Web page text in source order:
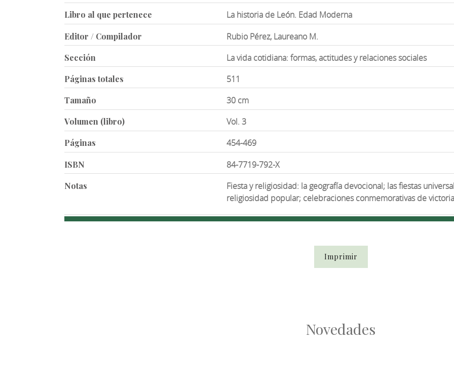
Libro al que pertenece La historia de León. Edad Moderna
Editor / Compilador Rubio Pérez, Laureano M.
Sección La vida cotidiana: formas, actitudes y relaciones sociales
Páginas totales 511
Tamaño 30 cm
Volumen (libro) Vol. 3
Páginas 454-469
ISBN 84-7719-792-X
Notas
Fiesta y religiosidad: la geografía devocional; las fiestas
religiosidad popular; celebraciones conmemorativas de
Imprimir
Novedades